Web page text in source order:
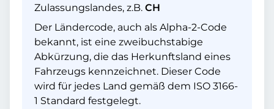
Zulassungslandes, z.B. CH
Der Ländercode, auch als Alpha-2-Code
bekannt, ist eine zweibuchstabige
Abkürzung, die das Herkunftsland eines
Fahrzeugs kennzeichnet. Dieser Code
wird für jedes Land gemäß dem ISO 3166-
1 Standard festgelegt.